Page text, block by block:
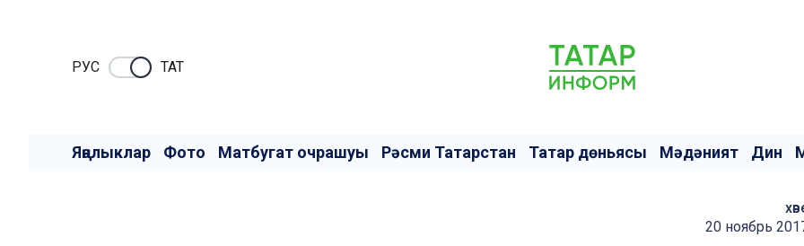
РУC ТАТ
Яңалыклар Фото Матбугат очрашуы Рәсми Татарстан Татар дөньясы Мәдәният Дин
20 ноябрь